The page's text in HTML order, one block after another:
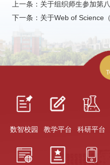
上一条：关于组织师生参加第
下一条：关于Web of Science
数智校园 教学平台 科研平台